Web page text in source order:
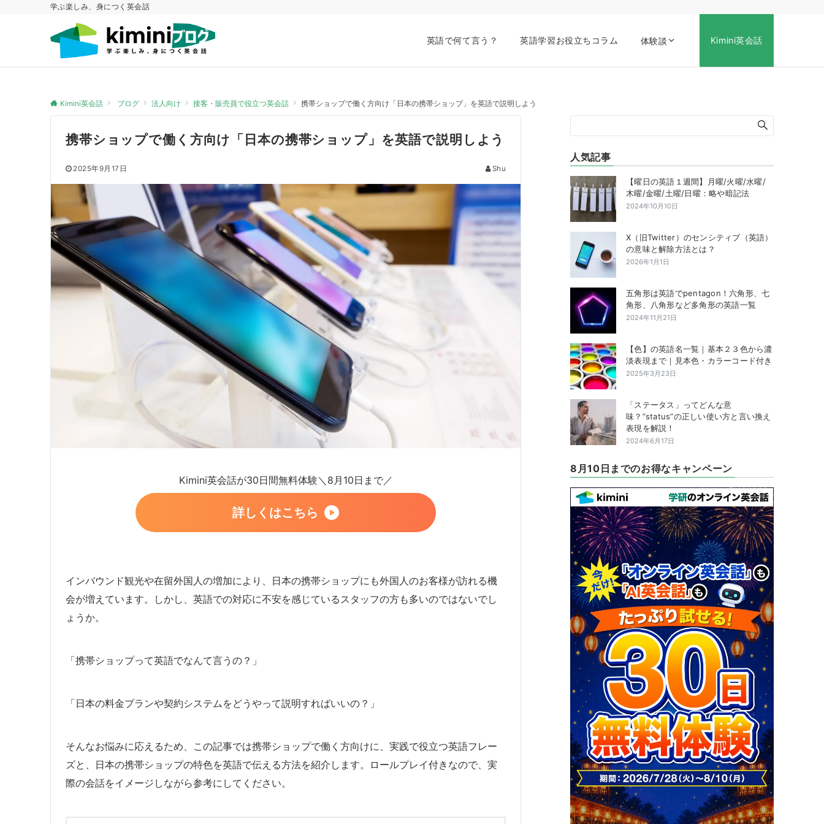
学ぶ楽しみ、身につく英会話
英語で何て言う？ 英語学習お役立ちコラム 体験談 Kimini英会話
Kimini英会話 ブログ 法人向け 接客・販売員で役立つ英会話 携帯ショップで働く方向け「日本の携帯ショップ」を英語で説明しよう
携帯ショップで働く方向け「日本の携帯ショップ」を英語で説明しよう
2025年9月17日 Shu
Kimini英会話が30日間無料体験＼8月10日まで／
詳しくはこちら
インバウンド観光や在留外国人の増加により、日本の携帯ショップにも外国人のお客様が訪れる機
会が増えています。しかし、英語での対応に不安を感じているスタッフの方も多いのではないでし
ょうか。
「携帯ショップって英語でなんて言うの？」
「日本の料金プランや契約システムをどうやって説明すればいいの？」
そんなお悩みに応えるため、この記事では携帯ショップで働く方向けに、実践で役立つ英語フレー
ズと、日本の携帯ショップの特色を英語で伝える方法を紹介します。ロールプレイ付きなので、実
際の会話をイメージしながら参考にしてください。
人気記事
【曜日の英語１週間】月曜/火曜/水曜/
木曜/金曜/土曜/日曜：略や暗記法
2024年10月10日
X（旧Twitter）のセンシティブ（英語）
の意味と解除方法とは？
2026年1月1日
五角形は英語でpentagon！六角形、七
角形、八角形など多角形の英語一覧
2024年11月21日
【色】の英語名一覧｜基本２３色から濃
淡表現まで｜見本色・カラーコード付き
2025年3月23日
「ステータス」ってどんな意
味？”status”の正しい使い方と言い換え
表現を解説！
2024年6月17日
8月10日までのお得なキャンペーン